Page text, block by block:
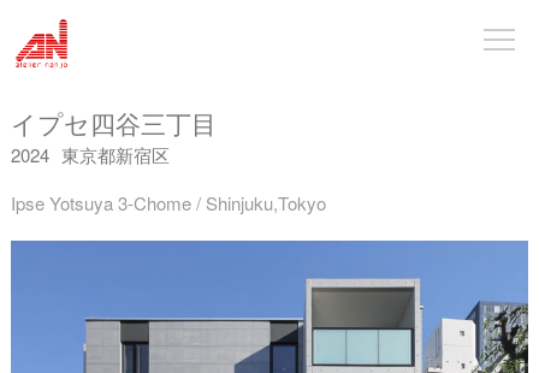
イプセ四谷三丁目
2024 東京都新宿区
Ipse Yotsuya 3-Chome / Shinjuku,Tokyo